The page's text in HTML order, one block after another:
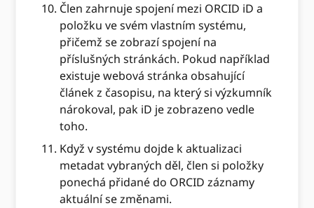
Člen zahrnuje spojení mezi ORCID iD a
položku ve svém vlastním systému,
přičemž se zobrazí spojení na
příslušných stránkách. Pokud například
existuje webová stránka obsahující
článek z časopisu, na který si výzkumník
nárokoval, pak iD je zobrazeno vedle
toho.
Když v systému dojde k aktualizaci
metadat vybraných děl, člen si položky
ponechá přidané do ORCID záznamy
aktuální se změnami.